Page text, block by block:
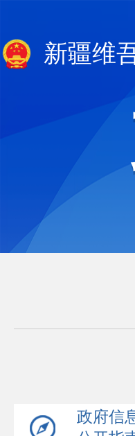
新疆维
政府信